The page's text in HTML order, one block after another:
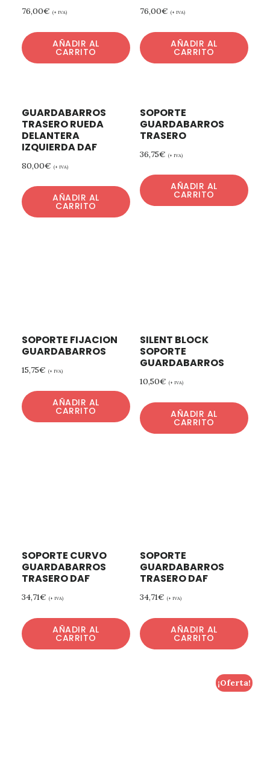
76,00€ (+ IVA)
AÑADIR AL
CARRITO
76,00€ (+ IVA)
AÑADIR AL
CARRITO
GUARDABARROS
TRASERO RUEDA
DELANTERA
IZQUIERDA DAF
80,00€ (+ IVA)
AÑADIR AL
CARRITO
SOPORTE
GUARDABARROS
TRASERO
36,75€ (+ IVA)
AÑADIR AL
CARRITO
SOPORTE FIJACION
GUARDABARROS
15,75€ (+ IVA)
AÑADIR AL
CARRITO
SILENT BLOCK
SOPORTE
GUARDABARROS
10,50€ (+ IVA)
AÑADIR AL
CARRITO
SOPORTE CURVO
GUARDABARROS
TRASERO DAF
34,71€ (+ IVA)
AÑADIR AL
CARRITO
SOPORTE
GUARDABARROS
TRASERO DAF
34,71€ (+ IVA)
AÑADIR AL
CARRITO
¡Oferta!